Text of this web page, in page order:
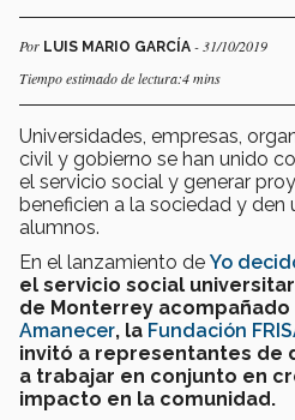
Por LUIS MARIO GARCÍA - 31/10/2019
Tiempo estimado de lectura:4 mins
Universidades, empresas,
civil y gobierno se han unido
el servicio social y generar
beneficien a la sociedad y den
alumnos.
En el lanzamiento de Yo
el servicio social
de Monterrey
Amanecer, la Fundación
invitó a representantes de
a trabajar en conjunto en
impacto en la comunidad.